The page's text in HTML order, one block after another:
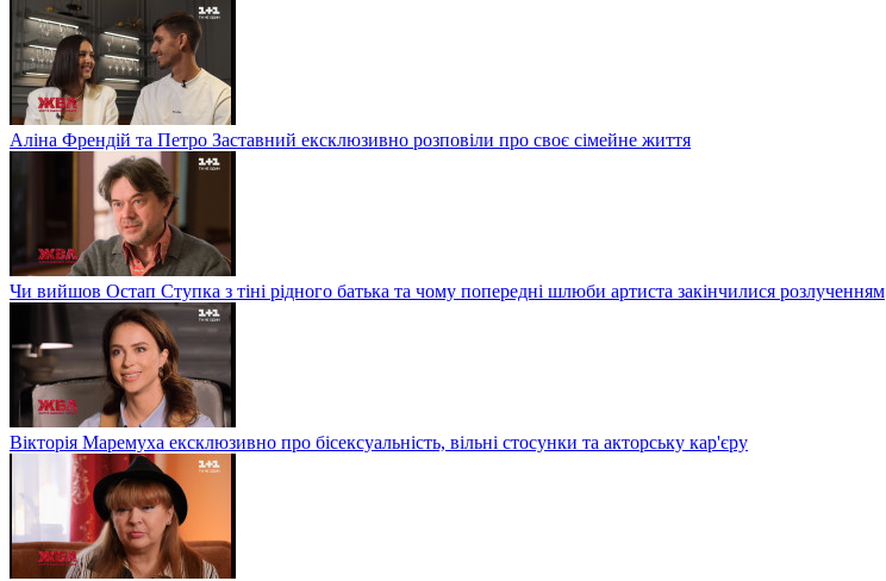
Аліна Френдій та Петро Заставний ексклюзивно розповіли про своє сімейне життя
Чи вийшов Остап Ступка з тіні рідного батька та чому попередні шлюби артиста закінчилися розлученням
Вікторія Маремуха ексклюзивно про бісексуальність, вільні стосунки та акторську кар'єру